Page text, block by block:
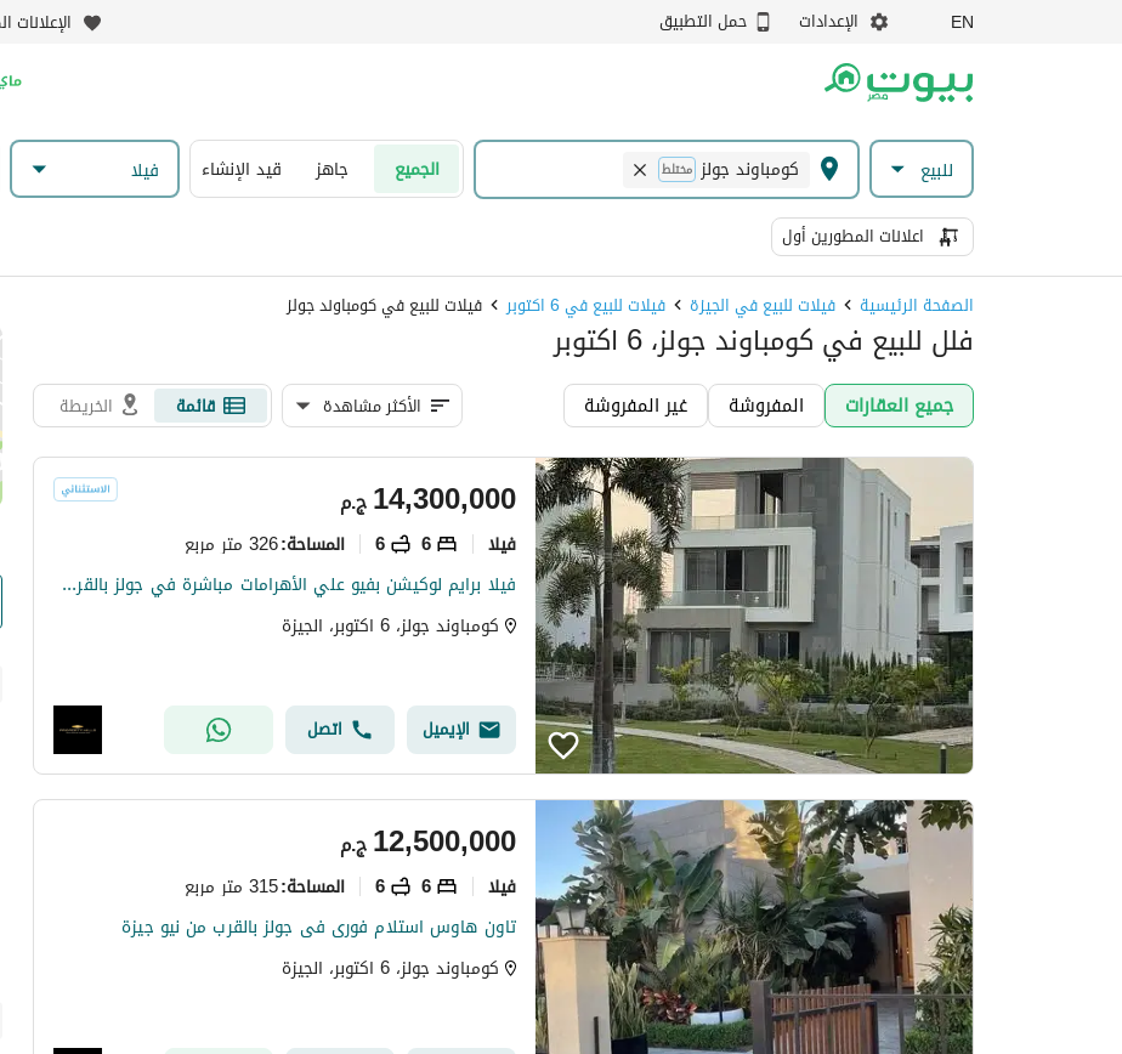
EN الإعدادات حمل التطبيق الإعلانات
للبيع كومباوند جولز مختلط الجميع جاهز قيد الإنشاء فیلا
اعلانات المطورين أول
الصفحة الرئيسية فيلات للبيع في الجيزة فيلات للبيع في 6 اكتوبر فيلات للبيع في كومباوند جولز
فلل للبيع في كومباوند جولز، 6 اكتوبر
جميع العقارات المفروشة غير المفروشة الأكثر مشاهدة قائمة الخريطة
ج.م14,300,000
فیلا 6
6 المساحة:326 متر مربع
فيلا برايم لوكيشن بفيو علي الأهرامات مباشرة في جولز بالقرب من نيو جيزة وأمام ماونتن فيو جيزة بلاتوه
كومباوند جولز، 6 اكتوبر، الجيزة
الإيميل اتصل
ج.م12,500,000
فیلا 6
6 المساحة:315 متر مربع
تاون هاوس استلام فورى فى جولز بالقرب من نيو جيزة
كومباوند جولز، 6 اكتوبر، الجيزة